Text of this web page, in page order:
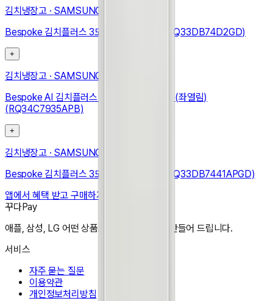
김치냉장고 · SAMSUNG
Bespoke 김치플러스 3도어 키친핏 313L (RQ33DB74D2GD)
+
김치냉장고 · SAMSUNG
Bespoke AI 김치플러스 1도어 키친핏 347L (좌열림)
(RQ34C7935APB)
+
김치냉장고 · SAMSUNG
Bespoke 김치플러스 3도어 키친핏 313L (RQ33DB7441APGD)
앱에서 혜택 받고 구매하기
꾸다Pay
애플, 삼성, LG 어떤 상품도 한달 3만원으로 만들어 드립니다.
서비스
자주 묻는 질문
이용약관
개인정보처리방침